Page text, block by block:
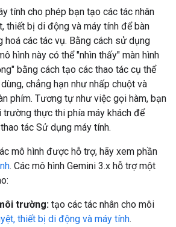
tính cho phép bạn tạo các tác nhân
thiết bị di động và máy tính để bàn
các tác vụ. Bằng cách sử dụng
hình này có thể "nhìn thấy" màn hình
bằng cách tạo các thao tác cụ thể
chẳng hạn như nhấp chuột và
phím. Tương tự như việc gọi hàm, bạn
trường thực thi phía máy khách để
tác Sử dụng máy tính.
mô hình được hỗ trợ, hãy xem phần
. Các mô hình Gemini 3.x hỗ trợ một
trường: tạo các tác nhân cho môi
thiết bị di động và máy tính.